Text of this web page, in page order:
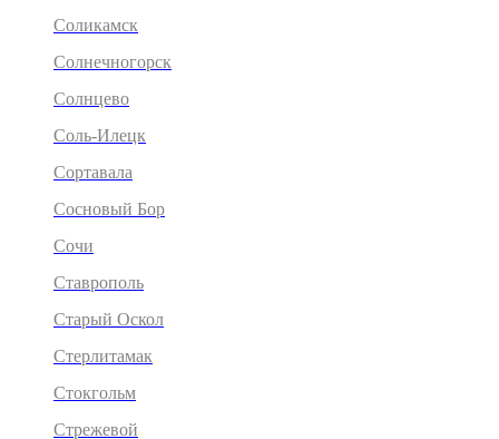
Соликамск
Солнечногорск
Солнцево
Соль-Илецк
Сортавала
Сосновый Бор
Сочи
Ставрополь
Старый Оскол
Стерлитамак
Стокгольм
Стрежевой